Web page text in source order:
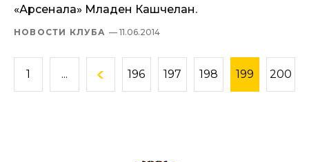
«Арсенала» Младен Кашчелан.
НОВОСТИ КЛУБА — 11.06.2014
1 ... 196 197 198 199 200